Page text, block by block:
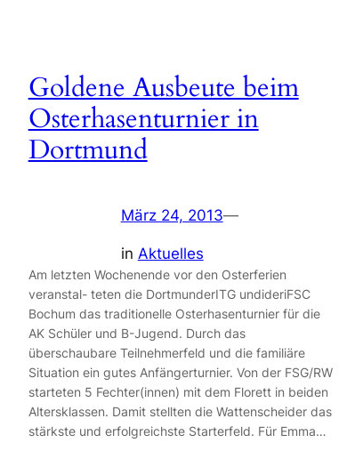
Goldene Ausbeute beim
Osterhasenturnier in
Dortmund
März 24, 2013—
in Aktuelles
Am letzten Wochenende vor den Osterferien
veranstal- teten die DortmunderITG undideriFSC
Bochum das traditionelle Osterhasenturnier für die
AK Schüler und B-Jugend. Durch das
überschaubare Teilnehmerfeld und die familiäre
Situation ein gutes Anfängerturnier. Von der FSG/RW
starteten 5 Fechter(innen) mit dem Florett in beiden
Altersklassen. Damit stellten die Wattenscheider das
stärkste und erfolgreichste Starterfeld. Für Emma…